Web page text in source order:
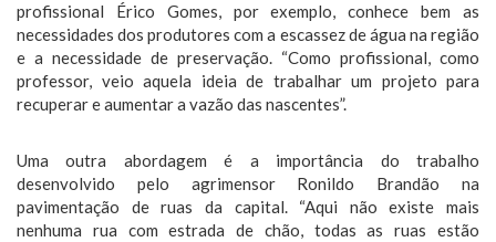
profissional Érico Gomes, por exemplo, conhece bem as
necessidades dos produtores com a escassez de água na região
e a necessidade de preservação. “Como profissional, como
professor, veio aquela ideia de trabalhar um projeto para
recuperar e aumentar a vazão das nascentes”.
Uma outra abordagem é a importância do trabalho
desenvolvido pelo agrimensor Ronildo Brandão na
pavimentação de ruas da capital. “Aqui não existe mais
nenhuma rua com estrada de chão, todas as ruas estão